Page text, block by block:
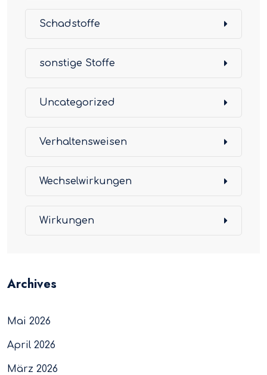
Schadstoffe
sonstige Stoffe
Uncategorized
Verhaltensweisen
Wechselwirkungen
Wirkungen
Archives
Mai 2026
April 2026
März 2026